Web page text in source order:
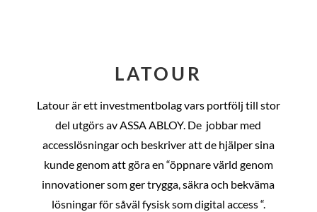
LATOUR
Latour är ett investmentbolag vars portfölj till stor
del utgörs av ASSA ABLOY. De jobbar med
accesslösningar och beskriver att de hjälper sina
kunde genom att göra en “öppnare värld genom
innovationer som ger trygga, säkra och bekväma
lösningar för såväl fysisk som digital access “.